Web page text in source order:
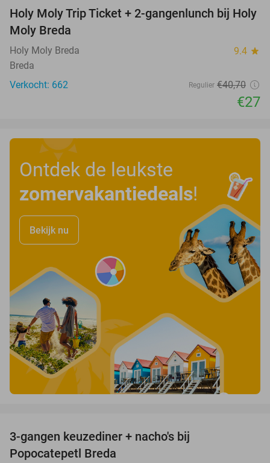
34%
Holy Moly Trip Ticket + 2-gangenlunch bij Holy
Moly Breda
Holy Moly Breda 9.4 star
Breda
Verkocht: 662
Regulier €40,70
€27
Ontdek de leukste
zomervakantiedeals!
Bekijk nu
3-gangen keuzediner + nacho's bij
Popocatepetl Breda